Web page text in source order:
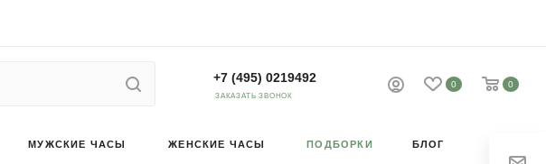
0 0
+7 (495) 0219492
ЗАКАЗАТЬ ЗВОНОК
МУЖСКИЕ ЧАСЫ ЖЕНСКИЕ ЧАСЫ ПОДБОРКИ БЛОГ